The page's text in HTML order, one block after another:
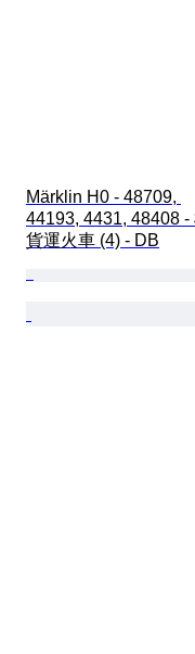
Märklin H0 - 48709,
44193, 4431, 48408 -
貨運火車 (4) - DB